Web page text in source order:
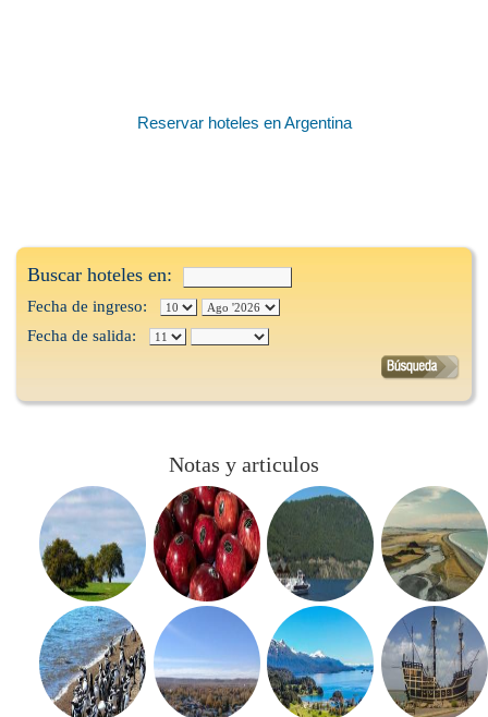
Reservar hoteles en Argentina
Buscar hoteles en:
Fecha de ingreso:
Fecha de salida:
Notas y articulos